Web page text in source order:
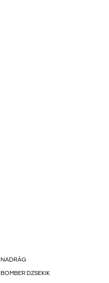
NADRÁG
BOMBER DZSEKIK